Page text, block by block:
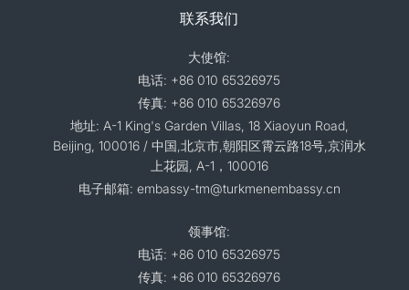
联系我们
大使馆:
电话: +86 010 65326975
传真: +86 010 65326976
地址: A-1 King's Garden Villas, 18 Xiaoyun Road,
Beijing, 100016 / 中国,北京市,朝阳区霄云路18号,京润水
上花园, A-1，100016
电子邮箱: embassy-tm@turkmenembassy.cn
领事馆:
电话: +86 010 65326975
传真: +86 010 65326976